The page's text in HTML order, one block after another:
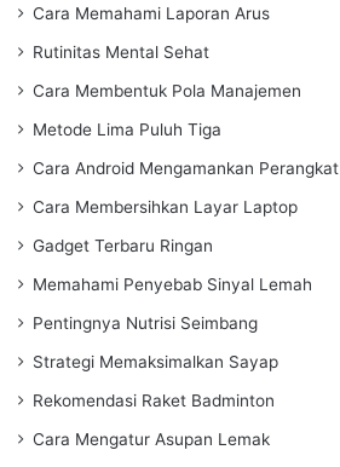
Cara Memahami Laporan Arus
Rutinitas Mental Sehat
Cara Membentuk Pola Manajemen
Metode Lima Puluh Tiga
Cara Android Mengamankan Perangkat
Cara Membersihkan Layar Laptop
Gadget Terbaru Ringan
Memahami Penyebab Sinyal Lemah
Pentingnya Nutrisi Seimbang
Strategi Memaksimalkan Sayap
Rekomendasi Raket Badminton
Cara Mengatur Asupan Lemak